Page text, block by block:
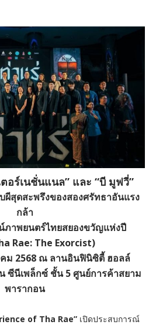
อร์เนชั่นแนล” และ “บี มูฟวี่”
ผีสุดสะพรึงของสองศรัทธาอันแรง
กล้า
ภาพยนตร์ไทยสยองขวัญแห่งปี
Rae: The Exorcist)
ม 2568 ณ ลานอินฟินิซิตี้ ฮอลล์
ซีนีเพล็กซ์ ชั้น 5 ศูนย์การค้าสยาม
พารากอน
of Tha Rae” เปิดประสบการณ์